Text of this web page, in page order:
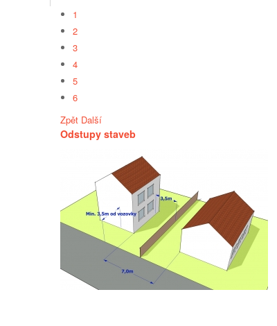
1
2
3
4
5
6
Zpět Další
Odstupy staveb